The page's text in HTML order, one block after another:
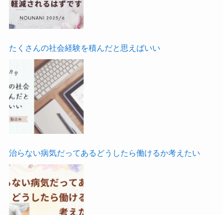
たくさんの社会経験を積んだと思えばいい
治らない病気だってあるどうしたら働けるか考えたい